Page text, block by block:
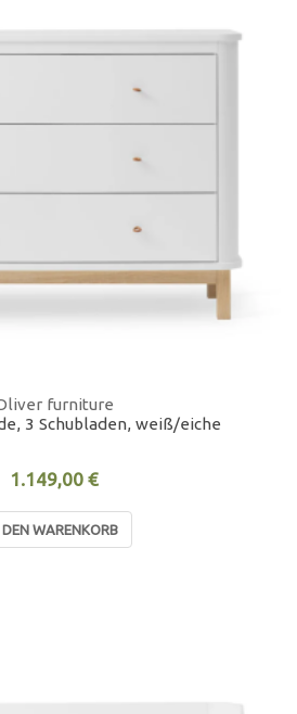
furniture
3 Schubladen, weiß/eiche
1.149,00 €
DEN WARENKORB